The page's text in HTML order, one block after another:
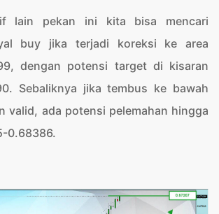
lain pekan ini kita bisa mencari
buy jika terjadi koreksi ke area
dengan potensi target di kisaran
Sebaliknya jika tembus ke bawah
valid, ada potensi pelemahan hingga
0.68386.